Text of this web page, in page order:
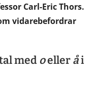
Carl-Eric Thors.
vidarebefordrar
medoelleråi